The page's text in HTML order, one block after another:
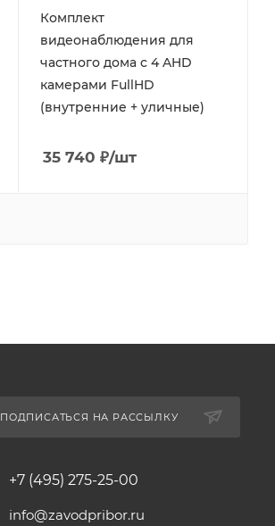
Комплект
видеонаблюдения для
частного дома с 4 AHD
камерами FullHD
(внутренние + уличные)
35 740 ₽/шт
ПОДПИСАТЬСЯ НА РАССЫЛКУ
+7 (495) 275-25-00
info@zavodpribor.ru